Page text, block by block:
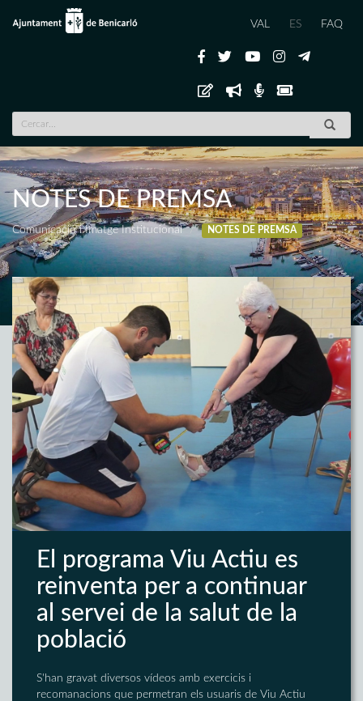
VAL ES FAQ
NOTES DE PREMSA
Comunicació i Imatge Institucional NOTES DE PREMSA
El programa Viu Actiu es
reinventa per a continuar
al servei de la salut de la
població
S'han gravat diversos vídeos amb exercicis i
recomanacions que permetran els usuaris de Viu Actiu